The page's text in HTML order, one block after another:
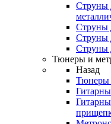
Струны
Струны
Струны
Струны
Тюнеры и
Назад
Тюнеры